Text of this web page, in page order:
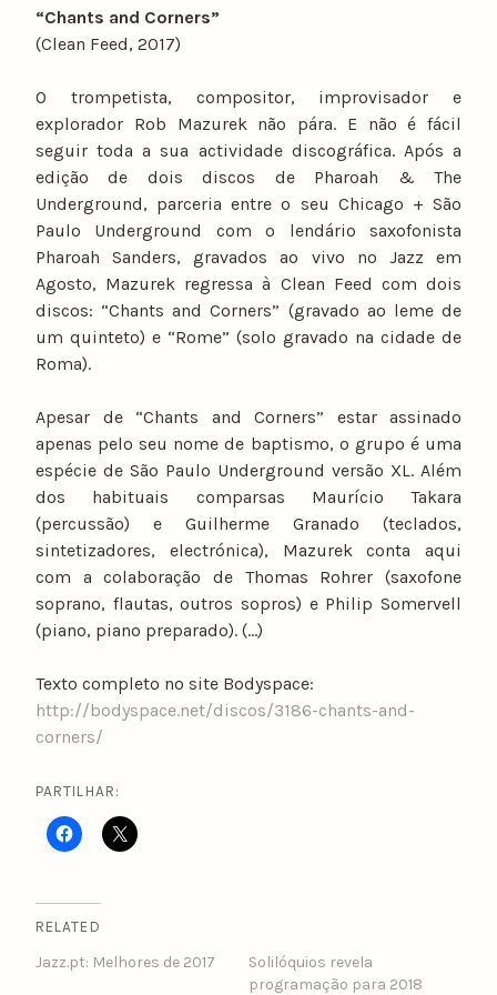
“Chants and Corners”
(Clean Feed, 2017)
O trompetista, compositor, improvisador e
explorador Rob Mazurek não pára. E não é fácil
seguir toda a sua actividade discográfica. Após a
edição de dois discos de Pharoah & The
Underground, parceria entre o seu Chicago + São
Paulo Underground com o lendário saxofonista
Pharoah Sanders, gravados ao vivo no Jazz em
Agosto, Mazurek regressa à Clean Feed com dois
discos: “Chants and Corners” (gravado ao leme de
um quinteto) e “Rome” (solo gravado na cidade de
Roma).
Apesar de “Chants and Corners” estar assinado
apenas pelo seu nome de baptismo, o grupo é uma
espécie de São Paulo Underground versão XL. Além
dos habituais comparsas Maurício Takara
(percussão) e Guilherme Granado (teclados,
sintetizadores, electrónica), Mazurek conta aqui
com a colaboração de Thomas Rohrer (saxofone
soprano, flautas, outros sopros) e Philip Somervell
(piano, piano preparado). (…)
Texto completo no site Bodyspace:
http://bodyspace.net/discos/3186-chants-and-
corners/
PARTILHAR:
RELATED
Jazz.pt: Melhores de 2017
Solilóquios revela
programação para 2018